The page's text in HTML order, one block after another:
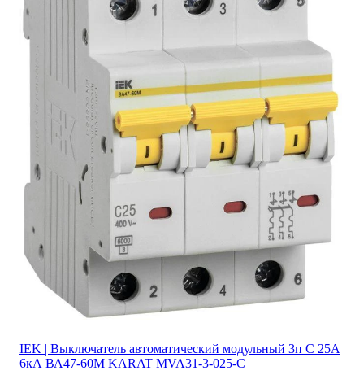
IEK | Выключатель автоматический модульный 3п C 25А
6кА ВА47-60M KARAT MVA31-3-025-C